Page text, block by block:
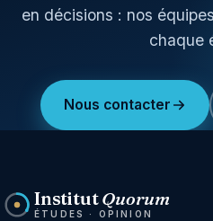
en décisions : nos
chaque
Nous contacter
InstitutQuorum
ÉTUDES · OPINION